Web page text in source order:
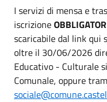
I servizi di mensa e
iscrizione
scaricabile dal link qui
oltre il 30/06/2026
Educativo - Culturale
Comunale, oppure